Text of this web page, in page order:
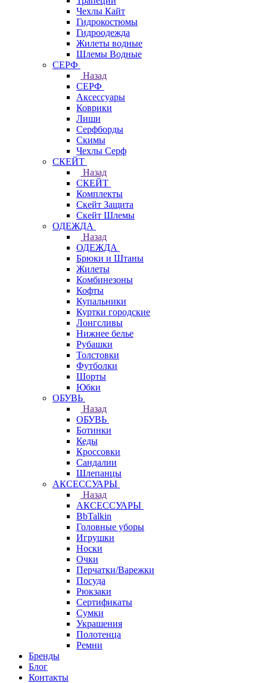
Чехлы Кайт
Гидрокостюмы
Гидроодежда
Жилеты водные
Шлемы Водные
СЕРФ
Назад
СЕРФ
Аксессуары
Коврики
Лиши
Серфборды
Скимы
Чехлы Cерф
СКЕЙТ
Назад
СКЕЙТ
Комплекты
Скейт Защита
Скейт Шлемы
ОДЕЖДА
Назад
ОДЕЖДА
Брюки и Штаны
Жилеты
Комбинезоны
Кофты
Купальники
Куртки городские
Лонгсливы
Нижнее белье
Рубашки
Толстовки
Футболки
Шорты
Юбки
ОБУВЬ
Назад
ОБУВЬ
Ботинки
Кеды
Кроссовки
Сандалии
Шлепанцы
АКСЕССУАРЫ
Назад
АКСЕССУАРЫ
BbTalkin
Головные уборы
Игрушки
Носки
Очки
Перчатки/Варежки
Посуда
Рюкзаки
Сертификаты
Сумки
Украшения
Полотенца
Ремни
Бренды
Блог
Контакты